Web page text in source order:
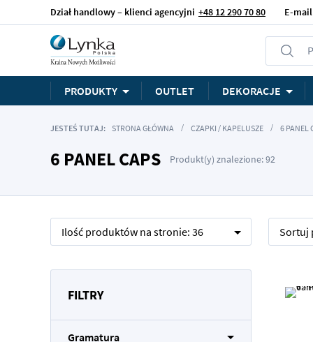
Dział handlowy – klienci agencyjni +48 12 290 70 80 E-mail
PRODUKTY OUTLET DEKORACJE
JESTEŚ TUTAJ: STRONA GŁÓWNA CZAPKI / KAPELUSZE 6 PANEL
6 PANEL CAPS Produkt(y) znalezione: 92
Ilość produktów na stronie: 36 Sortuj
FILTRY
Gramatura